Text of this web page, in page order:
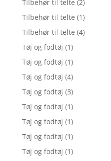
Tilbehør til telte (2)
Tilbehør til telte (1)
Tilbehør til telte (4)
Tøj og fodtøj (1)
Tøj og fodtøj (1)
Tøj og fodtøj (4)
Tøj og fodtøj (3)
Tøj og fodtøj (1)
Tøj og fodtøj (1)
Tøj og fodtøj (1)
Tøj og fodtøj (1)